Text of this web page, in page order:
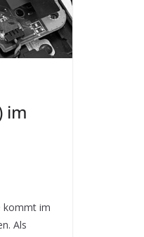
im
kommt im
Als